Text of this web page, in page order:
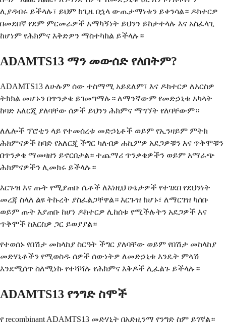
ሊያዳብሩ ይችላሉ፣ ይህም ከጊዜ በኋላ ውጤታማነቱን ይቀንሳል። ዶክተርዎ
በመደበኛ የደም ምርመራዎች አማካኝነት ይህንን ይከታተላሉ እና አስፈላጊ
ከሆነም የሕክምና እቅድዎን ማስተካከል ይችላሉ።
ADAMTS13 ማን መውሰድ የለበትም?
ADAMTS13 ለሁሉም ሰው ተስማሚ አይደለም፣ እና ዶክተርዎ ለእርስዎ
ትክክል መሆኑን በጥንቃቄ ይገመግማሉ። ለማንኛውም የመድኃኒቱ አካላት
ከባድ አለርጂ ያለባቸው ሰዎች ይህንን ሕክምና ማግኘት የለባቸውም።
ለሌሎች ፕሮቲን ላይ የተመሰረቱ መድኃኒቶች ወይም የኢንዛይም ምትክ
ሕክምናዎች ከባድ የአለርጂ ችግር ካለብዎ ሐኪምዎ አደጋዎቹን እና ጥቅሞቹን
በጥንቃቄ ማመዛዘን ይኖርበታል። ተጨማሪ ጥንቃቄዎችን ወይም አማራጭ
ሕክምናዎችን ሊመክሩ ይችላሉ።
እርጉዝ እና ጡት የሚያጠቡ ሴቶች ለእነዚህ ሁኔታዎች የተገደበ የደህንነት
መረጃ ስላለ ልዩ ትኩረት ያስፈልጋቸዋል። እርጉዝ ከሆኑ፣ ለማርገዝ ካሰቡ
ወይም ጡት እያጠቡ ከሆነ ዶክተርዎ ሊከሰቱ የሚችሉትን አደጋዎች እና
ጥቅሞች ከእርስዎ ጋር ይወያያል።
የተወሰኑ የበሽታ መከላከያ ስርዓት ችግር ያለባቸው ወይም የበሽታ መከላከያ
መድሃኒቶችን የሚወስዱ ሰዎች ሰውነትዎ ለመድኃኒቱ እንዴት ምላሽ
እንደሚሰጥ ስለሚነኩ የተሻሻሉ የሕክምና እቅዶች ሊፈልጉ ይችላሉ።
ADAMTS13 የንግድ ስሞች
የ recombinant ADAMTS13 መድሃኒት በአድዚንማ የንግድ ስም ይገኛል።